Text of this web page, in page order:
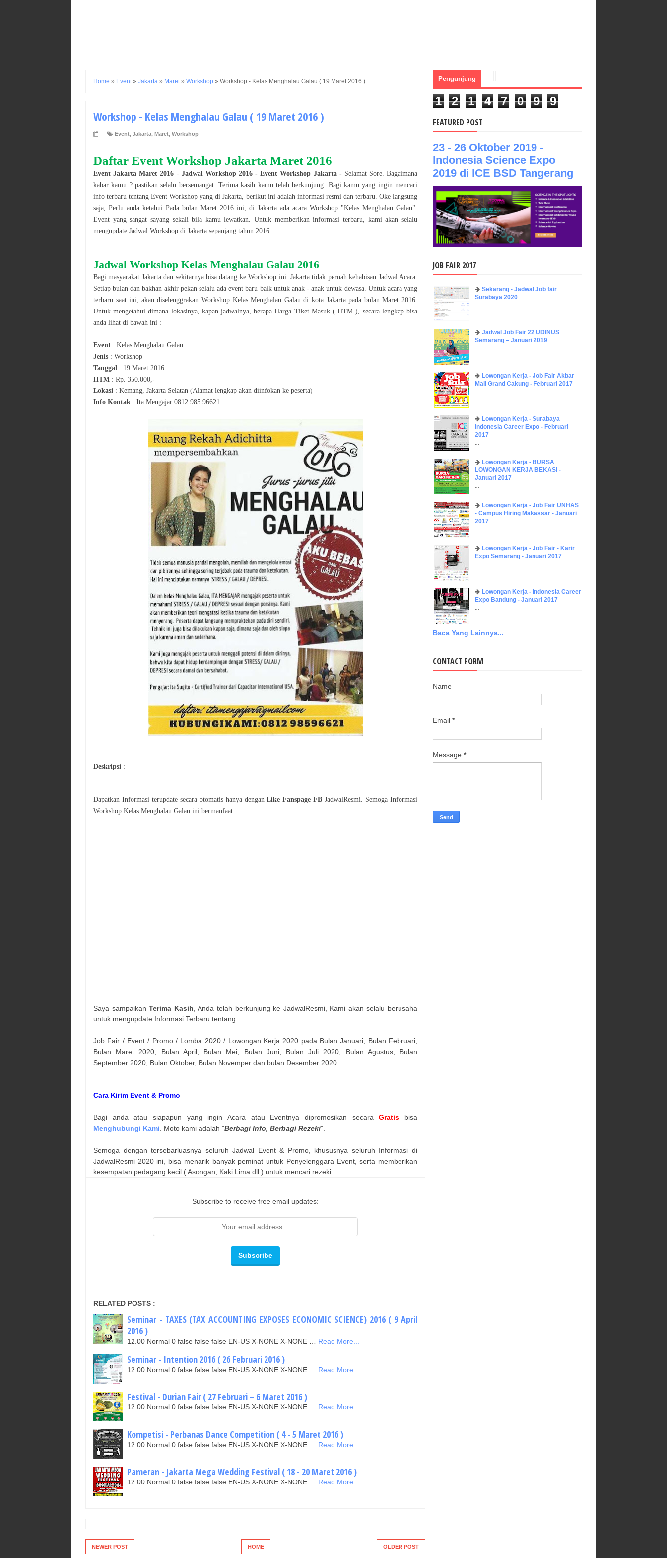
Home » Event » Jakarta » Maret » Workshop » Workshop - Kelas Menghalau Galau ( 19 Maret 2016 )
Workshop - Kelas Menghalau Galau ( 19 Maret 2016 )
Event, Jakarta, Maret, Workshop
Daftar EventWorkshop Jakarta Maret 2016
EventJakarta Maret 2016 - Jadwal Workshop 2016- EventWorkshop Jakarta- Selamat Sore. Bagaimana
kabar kamu ? pastikan selalu bersemangat. Terima kasih kamu telah berkunjung. Bagi kamu yang ingin mencari
info terbaru tentang EventWorkshop yang diJakarta , berikut ini adalah informasi resmi dan terbaru. Oke langsung
saja, Perlu anda ketahui Pada bulan Maret 2016 ini, di Jakarta ada acara Workshop "Kelas Menghalau Galau".
Event yang sangat sayang sekali bila kamu lewatkan. Untuk memberikan informasi terbaru, kami akan selalu
mengupdate Jadwal Workshop di Jakarta sepanjang tahun 2016
Jadwal Workshop Kelas Menghalau Galau 2016
Bagi masyarakat Jakartadan sekitarnya bisa datang keWorkshop ini.Jakarta tidak pernah kehabisan Jadwal Acara.
Setiap bulan dan bakhan akhir pekan selalu ada event baru baik untuk anak - anak untuk dewasa. Untuk acara yang
terbaru saat ini, akan diselenggrakan Workshop Kelas Menghalau Galau di kota Jakartapada bulanMaret 2016
Untuk mengetahui dimana lokasinya, kapan jadwalnya, berapa Harga Tiket Masuk ( HTM ), secara lengkap bisa
anda lihat di bawah ini :
Event : Kelas Menghalau Galau
Jenis : Workshop
Tanggal : 19 Maret 2016
HTM : Rp. 350.000,-
Lokasi : Kemang, Jakarta Selatan (Alamat lengkap akan diinfokan ke peserta)
Info Kontak : Ita Mengajar 0812 985 96621
Deskripsi :
Dapatkan Informasi terupdate secara otomatis hanya denganLike Fanspage FB JadwalResmi. Semoga Informasi
Workshop Kelas Menghalau Galau ini bermanfaat.
Saya sampaikanTerima Kasih, Anda telah berkunjung ke JadwalResmi, Kami akan selalu berusaha
untuk mengupdate Informasi Terbaru tentang :
Job Fair / Event / Promo / Lomba 2020 / Lowongan Kerja 2020 pada Bulan Januari, Bulan Februari,
Bulan Maret 2020, Bulan April, Bulan Mei, Bulan Juni, Bulan Juli 2020, Bulan Agustus, Bulan
September 2020, Bulan Oktober, Bulan Novemper dan bulan Desember 2020
Cara Kirim Event & Promo
Bagi anda atau siapapun yang ingin Acara atau Eventnya dipromosikan secaraGratis bisa
Menghubungi Kami. Moto kami adalah "Berbagi Info, Berbagi Rezeki".
Semoga dengan tersebarluasnya seluruh Jadwal Event & Promo, khususnya seluruh Informasi di
JadwalResmi 2020 ini, bisa menarik banyak peminat untuk Penyelenggara Event, serta memberikan
kesempatan pedagang kecil ( Asongan, Kaki Lima dll ) untuk mencari rezeki.
Subscribe to receive free email updates:
RELATED POSTS :
Seminar - TAXES (TAX ACCOUNTING EXPOSES ECONOMIC SCIENCE) 2016 ( 9 April
2016 )
12.00 Normal 0 false false false EN-US X-NONE X-NONE … Read More...
Seminar - Intention 2016 ( 26 Februari 2016 )
12.00 Normal 0 false false false EN-US X-NONE X-NONE … Read More...
Festival - Durian Fair ( 27 Februari – 6 Maret 2016 )
12.00 Normal 0 false false false EN-US X-NONE X-NONE … Read More...
Kompetisi - Perbanas Dance Competition ( 4 - 5 Maret 2016 )
12.00 Normal 0 false false false EN-US X-NONE X-NONE … Read More...
Pameran - Jakarta Mega Wedding Festival ( 18 - 20 Maret 2016 )
12.00 Normal 0 false false false EN-US X-NONE X-NONE … Read More...
NEWER POST OLDER POST
HOME
Pengunjung
1 2 1 4 7 0 9 9
FEATURED POST
23 - 26 Oktober 2019 -
Indonesia Science Expo
2019 di ICE BSD Tangerang
JOB FAIR 2017
Sekarang - Jadwal Job fair
Surabaya 2020
...
Jadwal Job Fair 22 UDINUS
Semarang – Januari 2019
...
Lowongan Kerja - Job Fair ​Akbar ​
Mall Grand Cakung - Februari 2017
...
Lowongan Kerja - Surabaya
Indonesia Career Expo - Februari
2017
...
Lowongan Kerja - BURSA
LOWONGAN KERJA BEKASI -
Januari 2017
...
Lowongan Kerja - Job Fair UNHAS
- Campus Hiring Makassar - Januari
2017
...
Lowongan Kerja - Job Fair - Karir
Expo Semarang - Januari 2017
...
Lowongan Kerja - Indonesia Career
Expo Bandung - Januari 2017
...
Baca Yang Lainnya...
CONTACT FORM
Name
Email *
Message *